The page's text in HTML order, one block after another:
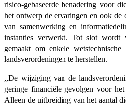
risico-gebaseerde benadering voor
het ontwerp de ervaringen en ook de
van samenwerking en
instanties verwerkt. Tot slot wordt
gemaakt om enkele wetstechnische
landsverordeningen te herstellen.
,,De wijziging van de
geringe financiële gevolgen voor
Alleen de uitbreiding van het aantal